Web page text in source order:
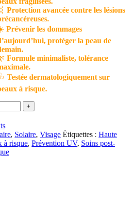
Protection avancée contre les lésions
Prévenir les dommages
protéger la peau de
Formule minimaliste, tolérance
Testée dermatologiquement sur
à risque.
, Solaire, Visage Étiquettes : Haute
à risque, Prévention UV, Soins post-